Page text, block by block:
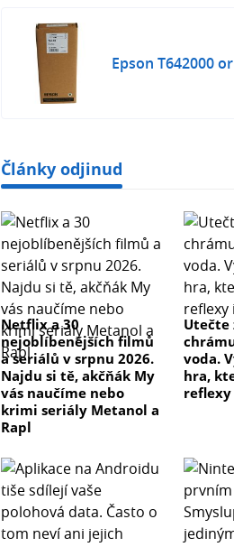
Epson T642000
Články odjinud
Netflix a 30
nejoblíbenějších filmů
a seriálů v srpnu 2026.
Najdu si tě, akčňák My
vás naučíme nebo
krimi seriály Metanol a
Rapl
Utečte
voda.
hra,